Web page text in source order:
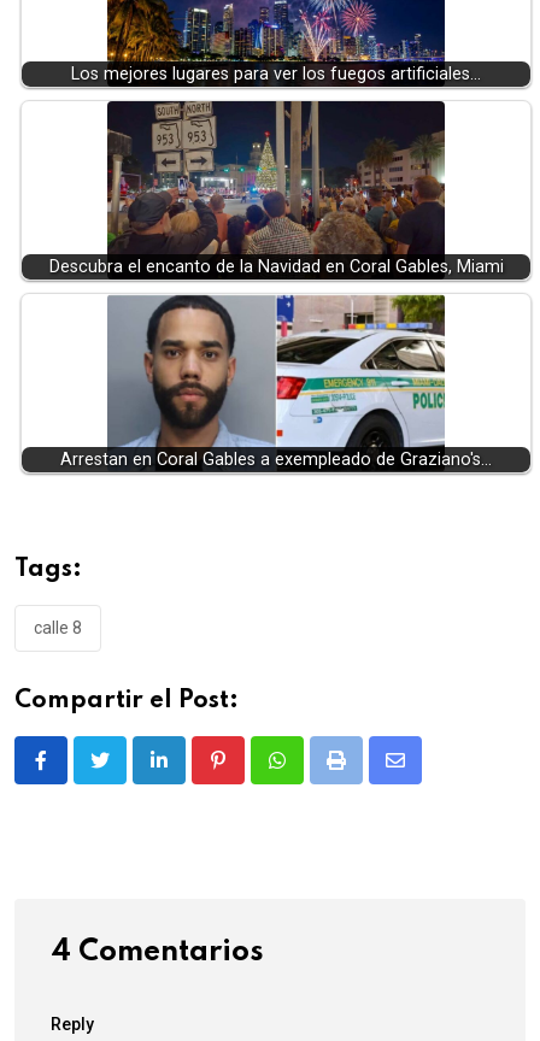
Los mejores lugares para ver los fuegos artificiales…
Descubra el encanto de la Navidad en Coral Gables, Miami
Arrestan en Coral Gables a exempleado de Graziano's…
Tags:
calle 8
Compartir el Post:
LinkedIn PinterestWhatsappPrint
Share
4 Comentarios
Reply